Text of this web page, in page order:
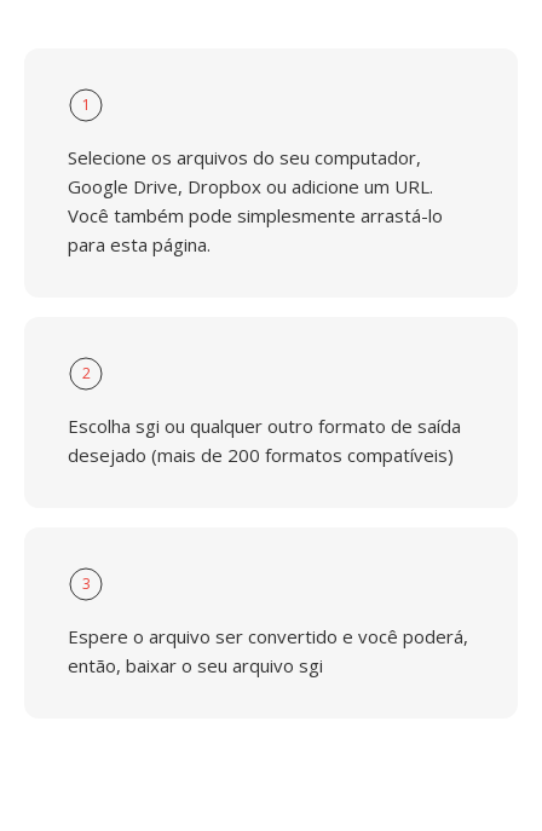
1
Selecione os arquivos do seu computador,
Google Drive, Dropbox ou adicione um URL.
Você também pode simplesmente arrastá-lo
para esta página.
2
Escolha sgi ou qualquer outro formato de saída
desejado (mais de 200 formatos compatíveis)
3
Espere o arquivo ser convertido e você poderá,
então, baixar o seu arquivo sgi